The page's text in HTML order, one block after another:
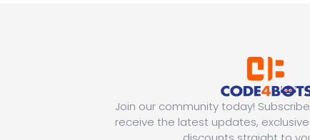
Join our community today!
receive the latest updates,